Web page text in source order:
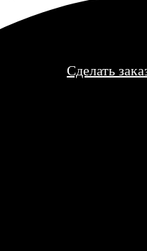
Сделать
а при получении цвета